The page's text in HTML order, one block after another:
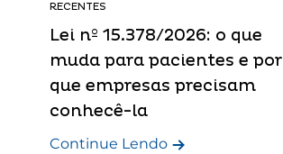
RECENTES
Lei nº 15.378/2026: o que
muda para pacientes e por
que empresas precisam
conhecê-la
Continue Lendo